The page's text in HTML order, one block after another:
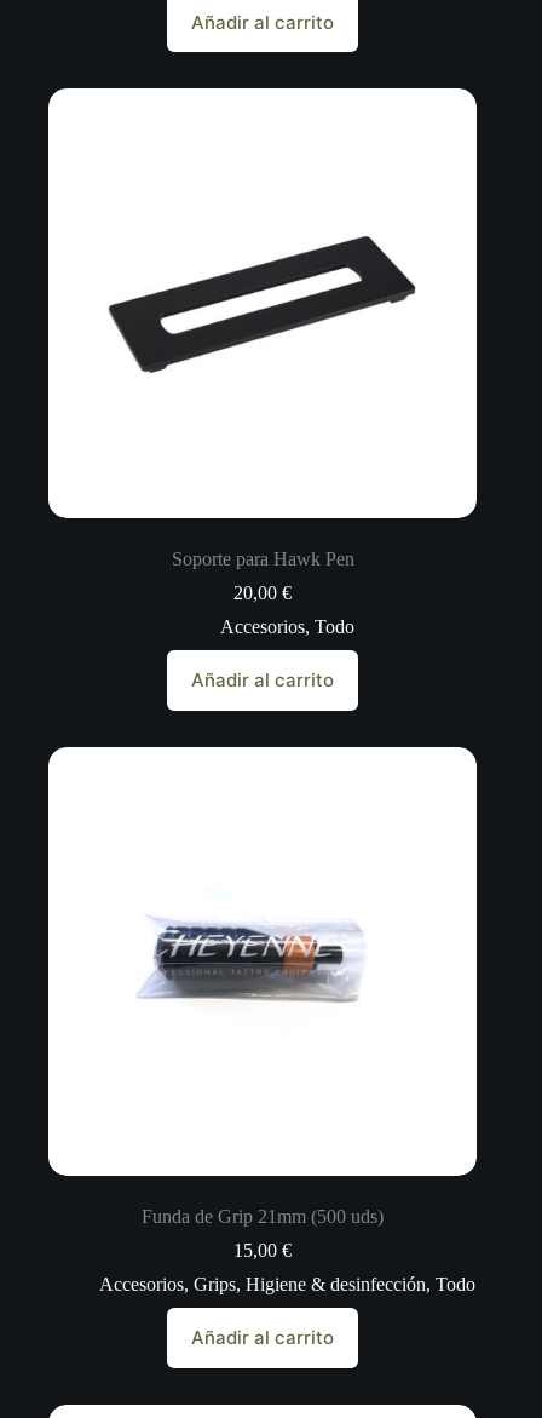
Añadir al carrito
Soporte para Hawk Pen
20,00€
Accesorios, Todo
Añadir al carrito
Funda de Grip 21mm (500 uds)
15,00€
Accesorios, Grips, Higiene & desinfección, Todo
Añadir al carrito